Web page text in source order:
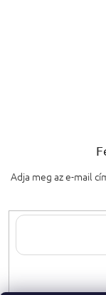
Adja meg az e-mail